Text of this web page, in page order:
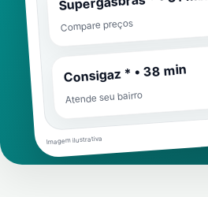
Compare preços
Consigaz * • 38 min
Atende seu bairro
Imagem ilustrativa